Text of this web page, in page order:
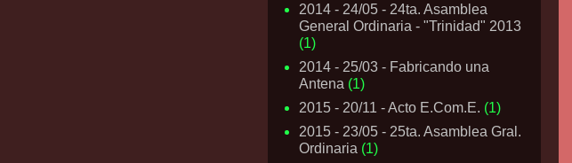
2014 - 24/05 - 24ta. Asamblea
General Ordinaria - "Trinidad" 2013
(1)
2014 - 25/03 - Fabricando una
Antena (1)
2015 - 20/11 - Acto E.Com.E. (1)
2015 - 23/05 - 25ta. Asamblea Gral.
Ordinaria (1)